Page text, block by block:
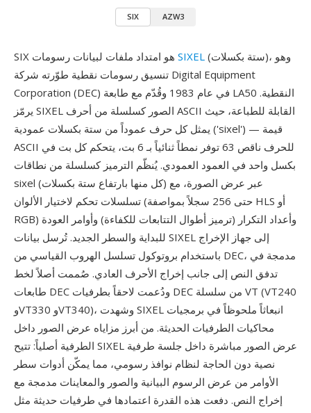
SIX AZW3
SIXEL (ستة بكسلات)، وهو
تنسيق رسومات نقطية طوّرته شركة Digital Equipment
Corporation (DEC) في عام 1983 وقُدّم مع طابعة LA50 النقطية.
يرمّز SIXEL الصور كسلسلة من أحرف ASCII القابلة للطباعة، حيث
يمثل كل حرف عموداً من ستة بكسلات عمودية ('sixel') — قيمة
ASCII للحرف ناقص 63 توفر نمطاً ثنائياً بـ 6 بت، يتحكم كل بت في
بكسل واحد في العمود العمودي. يُنظّم الترميز كسلسلة من نطاقات
sixel (كل منها بارتفاع ستة بكسلات) عبر عرض الصورة، مع
تسلسلات تحكم لاختيار الألوان (حتى 256 سجلاً بمواصفة HLS أو
RGB) وأعداد التكرار (ترميز أطوال التتابعات للكفاءة) وأوامر العودة
للبداية والسطر الجديد. تُرسل بيانات SIXEL إلى جهاز الإخراج
باستخدام بروتوكول تسلسل الهروب القياسي من DEC، مدمجة في
تدفق النص إلى جانب إخراج الأحرف العادي. صُممت أصلاً لخط
طابعات DEC ودُعمت لاحقاً بطرفيات DEC من سلسلة VT (VT240
وVT330 وVT340)، وشهدت SIXEL انبعاثاً ملحوظاً في برمجيات
محاكيات الطرفيات الحديثة. من أبرز مزاياه عرض الصور داخل
الطرفية أصلياً: تتيح SIXEL عرض الصور مباشرة داخل جلسة طرفية
نصية دون الحاجة لنظام نوافذ رسومي، مما يمكّن أدوات سطر
الأوامر من عرض الرسوم البيانية والصور والمعاينات مدمجة مع
إخراج النص. دفعت هذه القدرة اعتمادها في طرفيات حديثة مثل